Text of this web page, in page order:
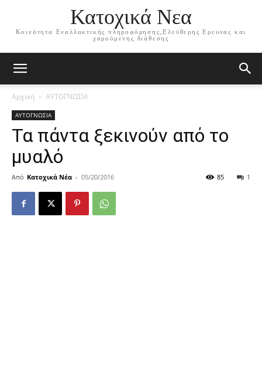
Κατοχικά Νεα
Κοινότητα Εναλλακτικής πληροφόρησης,Ελεύθερης Ερευνας και
χαρούμενης διάθεσης
Αρχική ΑΥΤΟΓΝΩΣΙΑ
ΑΥΤΟΓΝΩΣΙΑ
Τα πάντα ξεκινούν από το
μυαλό
Από Κατοχικά Νέα - 05/20/2016 1
85